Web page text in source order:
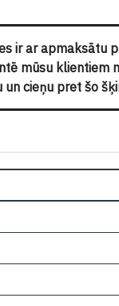
ir ar apmaksātu
mūsu klientiem
un cieņu pret šo